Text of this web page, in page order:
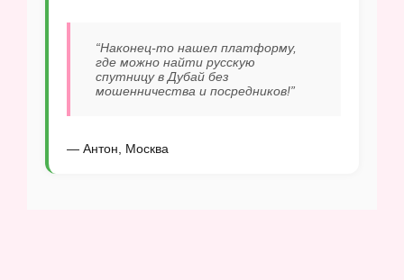
“Наконец-то нашел платформу,
где можно найти русскую
спутницу в Дубай без
мошенничества и посредников!”
— Антон, Москва